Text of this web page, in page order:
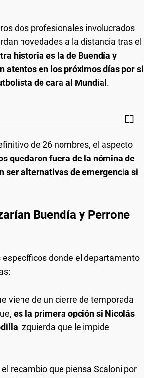
dos profesionales involucrados
novedades a la distancia tras el
historia es la de Buendía y
atentos en los próximos días por si
de cara al Mundial .
de 26 nombres, el aspecto
quedaron fuera de la nómina de
ser alternativas de emergencia si
Buendía y Perrone
donde el departamento
viene de un cierre de temporada
es la primera opción si Nicolás
izquierda que le impide
recambio que piensa Scaloni por